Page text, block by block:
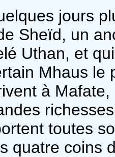
jours
Sheïd, un
Uthan, et
Mhaus le
à
toutes
quatre coins